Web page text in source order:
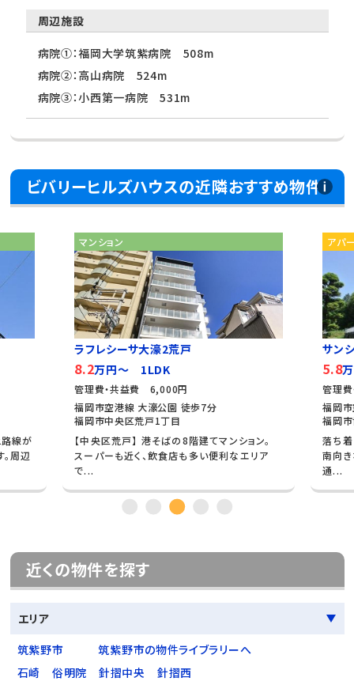
周辺施設
病院①：福岡大学筑紫病院 508m
病院②：高山病院 524m
病院③：小西第一病院 531m
ビバリーヒルズハウスの近隣おすすめ物件
線が
周辺
マンション
ラフレシーサ大濠2荒戸
8.2万円～ 1LDK
管理費・共益費 6,000円
福岡市空港線 大濠公園 徒歩7分
福岡市中央区荒戸1丁目
【中央区荒戸】 港そばの8階建てマンション。
スーパーも近く、飲食店も多い便利なエリア
で...
アパ
サン
5.8
管理
福岡
福岡
落ち
南向
通...
近くの物件を探す
エリア
筑紫野市
筑紫野市の物件ライブラリーへ
石崎
俗明院 針摺中央
針摺西